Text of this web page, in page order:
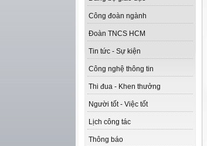
Công đoàn ngành
Đoàn TNCS HCM
Tin tức - Sự kiện
Công nghệ thông tin
Thi đua - Khen thưởng
Người tốt - Việc tốt
Lịch công tác
Thông báo